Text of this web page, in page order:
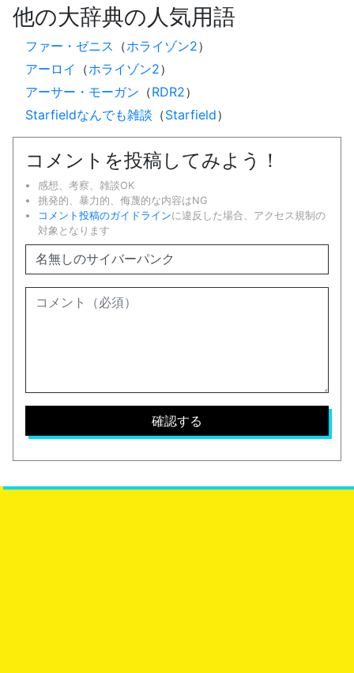
他の大辞典の人気用語
ファー・ゼニス （ホライゾン2）
アーロイ
（ホライゾン2）
アーサー・モーガン （RDR2）
Starfieldなんでも雑談 （Starfield）
コメントを投稿してみよう！
感想、考察、雑談OK
挑発的、暴力的、侮蔑的な内容はNG
コメント投稿のガイドラインに違反した場合、アクセス規制の
対象となります